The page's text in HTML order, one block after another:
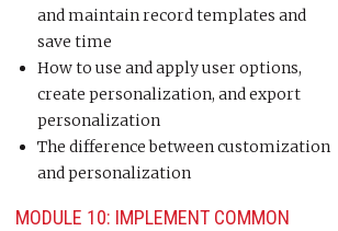
and maintain record templates and
save time
How to use and apply user options,
create personalization, and export
personalization
The difference between customization
and personalization
MODULE 10: IMPLEMENT COMMON